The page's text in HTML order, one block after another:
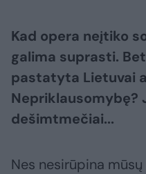
Kad opera neįtiko
galima suprasti.
pastatyta Lietuvai
Nepriklausomybę?
dešimtmečiai...
Nes nesirūpina